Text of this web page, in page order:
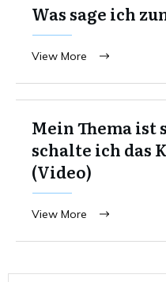
Was sage ich
View More
Mein Thema ist
schalte ich das
(Video)
View More